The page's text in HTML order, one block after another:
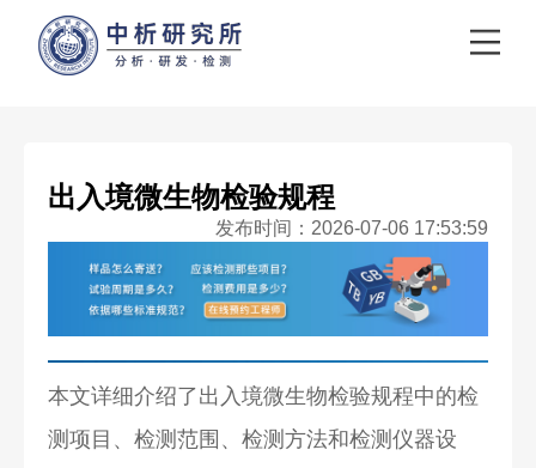
出入境微生物检验规程
发布时间：2026-07-06 17:53:59
本文详细介绍了出入境微生物检验规程中的检
测项目、检测范围、检测方法和检测仪器设